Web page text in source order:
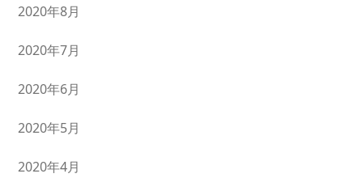
2020年8月
2020年7月
2020年6月
2020年5月
2020年4月